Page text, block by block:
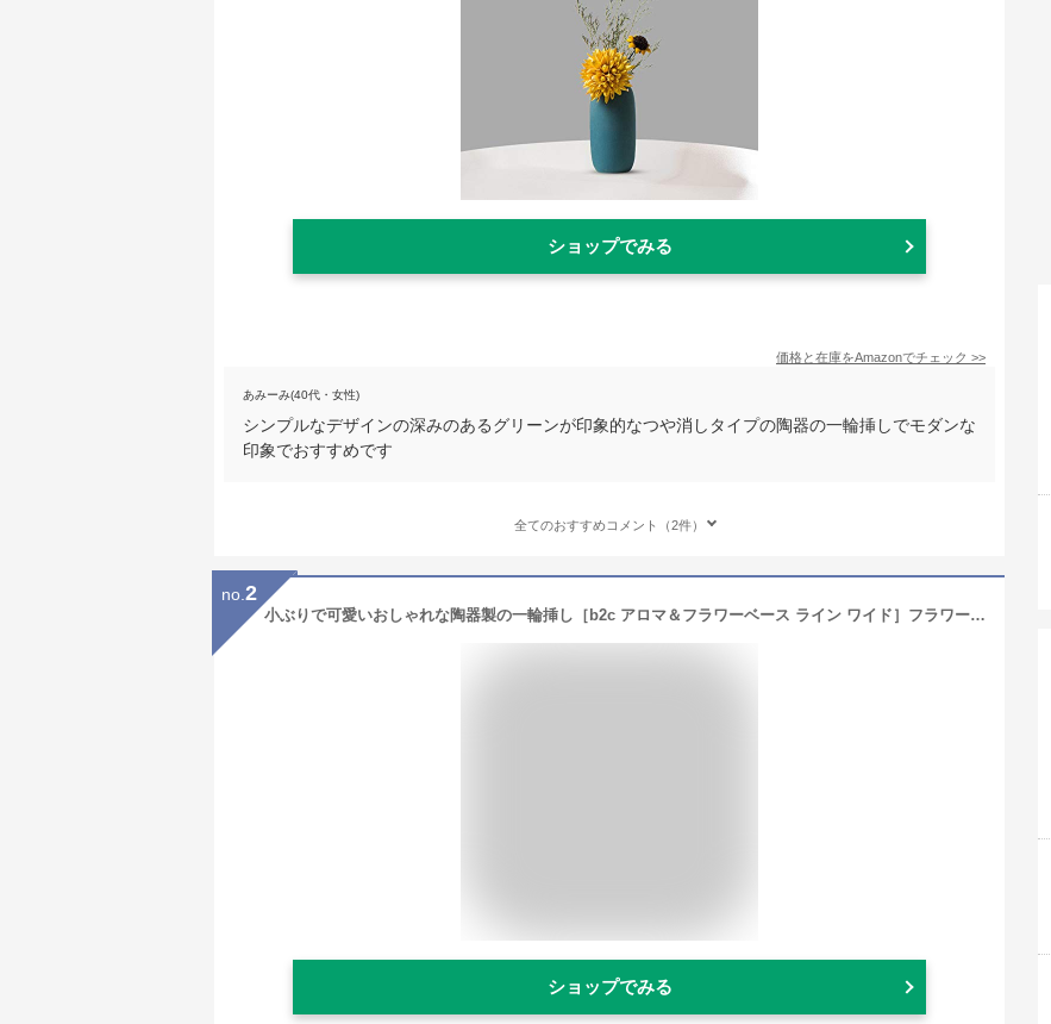
ショップでみる
価格と在庫をAmazonでチェック >>
あみーみ(40代・女性)
シンプルなデザインの深みのあるグリーンが印象的なつや消しタイプの陶器の一輪挿しでモダンな
印象でおすすめです
全てのおすすめコメント（2件）
no. 2
小ぶりで可愛いおしゃれな陶器製の一輪挿し［b2c アロマ＆フラワーベース ライン ワイド］フラワーベース 花瓶 花器 サラサデザインストアsarasa design store ＃SL_AR
ショップでみる